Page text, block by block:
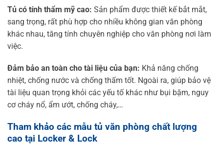
Tủ có tính thẩm mỹ cao: Sản phẩm được thiết kế bắt mắt,
sang trọng, rất phù hợp cho nhiều không gian văn phòng
khác nhau, tăng tính chuyên nghiệp cho văn phòng nơi làm
việc.
Đảm bảo an toàn cho tài liệu của bạn: Khả năng chống
nhiệt, chống nước và chống thấm tốt. Ngoài ra, giúp bảo vệ
tài liệu quan trọng khỏi các yếu tố khác như bụi bặm, nguy
cơ cháy nổ, ẩm ướt, chống cháy,…
Tham khảo các mẫu tủ văn phòng chất lượng
cao tại Locker & Lock